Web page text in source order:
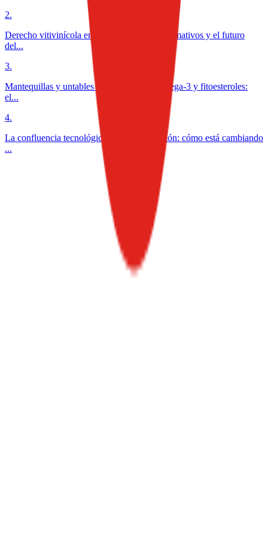
2.
Derecho vitivinícola en México: desafíos normativos y el futuro
del...
3.
Mantequillas y untables funcionales con omega-3 y fitoesteroles:
el...
4.
La confluencia tecnológica en la alimentación: cómo está cambiando
...